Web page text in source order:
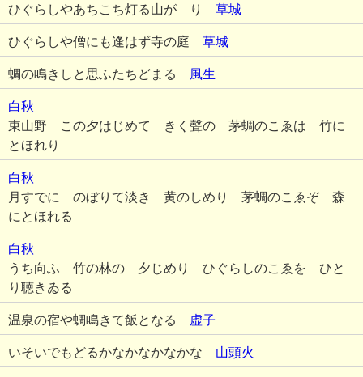
ひぐらしやあちこち灯る山がゝり 草城
ひぐらしや僧にも逢はず寺の庭 草城
蜩の鳴きしと思ふたちどまる 風生
白秋
東山野 この夕はじめて きく聲の 茅蜩のこゑは 竹に
とほれり
白秋
月すでに のぼりて淡き 黄のしめり 茅蜩のこゑぞ 森
にとほれる
白秋
うち向ふ 竹の林の 夕じめり ひぐらしのこゑを ひと
り聴きゐる
温泉の宿や蜩鳴きて飯となる 虚子
いそいでもどるかなかなかなかな 山頭火